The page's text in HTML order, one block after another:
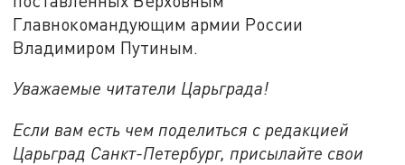
Главнокомандующим армии России
Владимиром Путиным.
Уважаемые читатели Царьграда!
Если вам есть чем поделиться с редакцией
Царьград Санкт-Петербург, присылайте свои